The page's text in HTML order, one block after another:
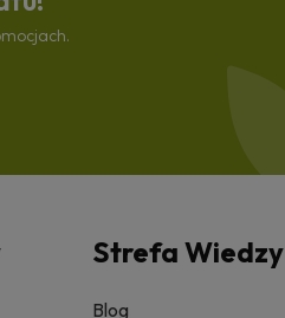
Strefa Wiedzy
Blog